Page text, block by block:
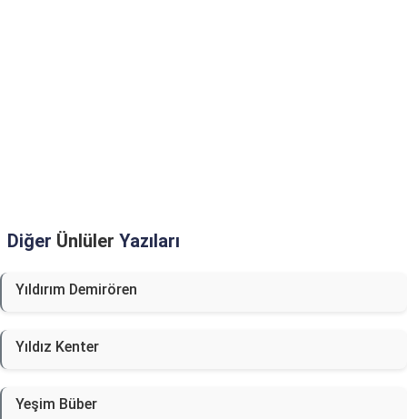
Diğer Ünlüler Yazıları
Yıldırım Demirören
Yıldız Kenter
Yeşim Büber